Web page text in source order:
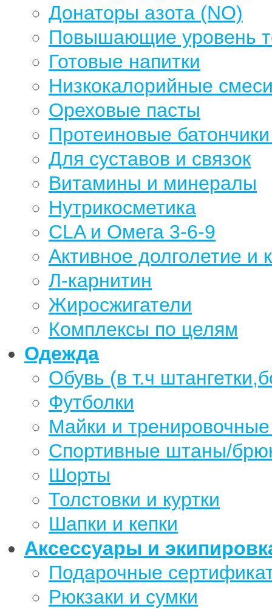
Донаторы азота (NO)
Повышающие уровень
Готовые напитки
Низкокалорийные
Ореховые пасты
Протеиновые
Для суставов и связок
Витамины и минералы
Нутрикосметика
CLA и Омега 3-6-9
Активное долголетие и
Л-карнитин
Жиросжигатели
Комплексы по целям
Одежда
Обувь (в т.ч
Футболки
Майки и
Спортивные штаны/
Шорты
Толстовки и куртки
Шапки и кепки
Аксессуары и
Подарочные
Рюкзаки и сумки